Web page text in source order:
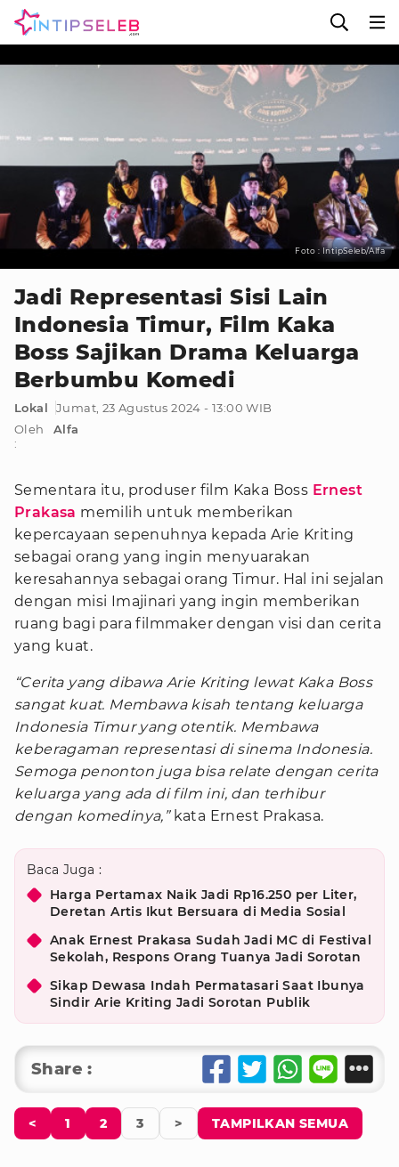
Foto : IntipSeleb/Alfa
Jadi Representasi Sisi Lain
Indonesia Timur, Film Kaka
Boss Sajikan Drama Keluarga
Berbumbu Komedi
Lokal
Jumat, 23 Agustus 2024 - 13:00 WIB
Oleh
:
Alfa
Sementara itu, produser film Kaka Boss Ernest
Prakasa memilih untuk memberikan
kepercayaan sepenuhnya kepada Arie Kriting
sebagai orang yang ingin menyuarakan
keresahannya sebagai orang Timur. Hal ini sejalan
dengan misi Imajinari yang ingin memberikan
ruang bagi para filmmaker dengan visi dan cerita
yang kuat.
“Cerita yang dibawa Arie Kriting lewat Kaka Boss
sangat kuat. Membawa kisah tentang keluarga
Indonesia Timur yang otentik. Membawa
keberagaman representasi di sinema Indonesia.
Semoga penonton juga bisa relate dengan cerita
keluarga yang ada di film ini, dan terhibur
dengan komedinya,” kata Ernest Prakasa.
Baca Juga :
Harga Pertamax Naik Jadi Rp16.250 per Liter,
Deretan Artis Ikut Bersuara di Media Sosial
Anak Ernest Prakasa Sudah Jadi MC di Festival
Sekolah, Respons Orang Tuanya Jadi Sorotan
Sikap Dewasa Indah Permatasari Saat Ibunya
Sindir Arie Kriting Jadi Sorotan Publik
Share :
< 1 2 3 > TAMPILKAN SEMUA